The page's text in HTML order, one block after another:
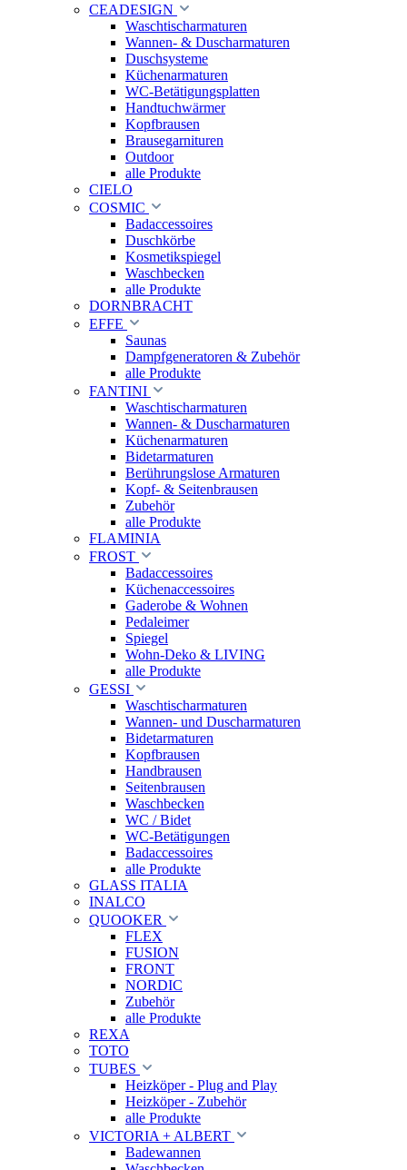
CEADESIGN
Waschtischarmaturen
Wannen- & Duscharmaturen
Duschsysteme
Küchenarmaturen
WC-Betätigungsplatten
Handtuchwärmer
Kopfbrausen
Brausegarnituren
Outdoor
alle Produkte
CIELO
COSMIC
Badaccessoires
Duschkörbe
Kosmetikspiegel
Waschbecken
alle Produkte
DORNBRACHT
EFFE
Saunas
Dampfgeneratoren & Zubehör
alle Produkte
FANTINI
Waschtischarmaturen
Wannen- & Duscharmaturen
Küchenarmaturen
Bidetarmaturen
Berührungslose Armaturen
Kopf- & Seitenbrausen
Zubehör
alle Produkte
FLAMINIA
FROST
Badaccessoires
Küchenaccessoires
Gaderobe & Wohnen
Pedaleimer
Spiegel
Wohn-Deko & LIVING
alle Produkte
GESSI
Waschtischarmaturen
Wannen- und Duscharmaturen
Bidetarmaturen
Kopfbrausen
Handbrausen
Seitenbrausen
Waschbecken
WC / Bidet
WC-Betätigungen
Badaccessoires
alle Produkte
GLASS ITALIA
INALCO
QUOOKER
FLEX
FUSION
FRONT
NORDIC
Zubehör
alle Produkte
REXA
TOTO
TUBES
Heizköper - Plug and Play
Heizköper - Zubehör
alle Produkte
VICTORIA + ALBERT
Badewannen